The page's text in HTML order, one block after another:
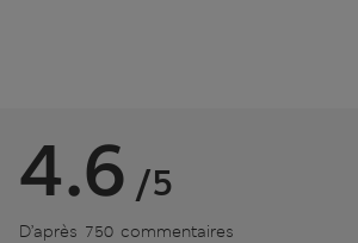
4.6 /5
D’après 750 commentaires